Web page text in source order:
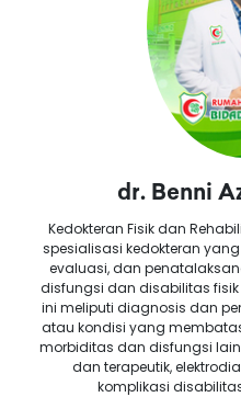
dr. Benni
Kedokteran Fisik dan
spesialisasi kedokteran
evaluasi, dan
disfungsi dan disabilitas
ini meliputi diagnosis dan
atau kondisi yang
morbiditas dan disfungsi
dan terapeutik,
komplikasi